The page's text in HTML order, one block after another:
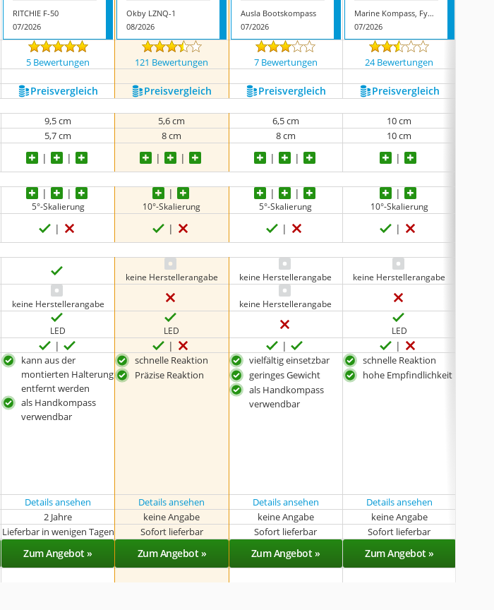
RITCHIE F-50
07/2026
Okby LZNQ-1
08/2026
Ausla Bootskompass
07/2026
Marine Kompass, Fydun
07/2026
5 Bewertungen 121 Bewertungen 7 Bewertungen 24 Bewertungen
Preis­vergleich Preis­vergleich Preis­vergleich Preis­vergleich
9,5 cm 5,6 cm 6,5 cm
10 cm
5,7 cm 8 cm 8 cm
10 cm
5°-Skalierung 10°-Skalierung 5°-Skalierung 10°-Skalierung
keine Herstellerangabe keine Herstellerangabe keine Herstellerangabe
keine Herstellerangabe keine Herstellerangabe
LED LED LED
kann aus der
montierten Halterung
entfernt werden
als Handkompass
verwendbar
schnelle Reaktion
Präzise Reaktion
vielfältig einsetzbar
geringes Gewicht
als Handkompass
verwendbar
schnelle Reaktion
hohe Empfindlichkeit
Details ansehen Details ansehen Details ansehen Details ansehen
2 Jahre keine Angabe keine Angabe keine Angabe
Lieferbar in wenigen Tagen Sofort lieferbar Sofort lieferbar Sofort lieferbar
Zum Angebot » Zum Angebot » Zum Angebot » Zum Angebot »